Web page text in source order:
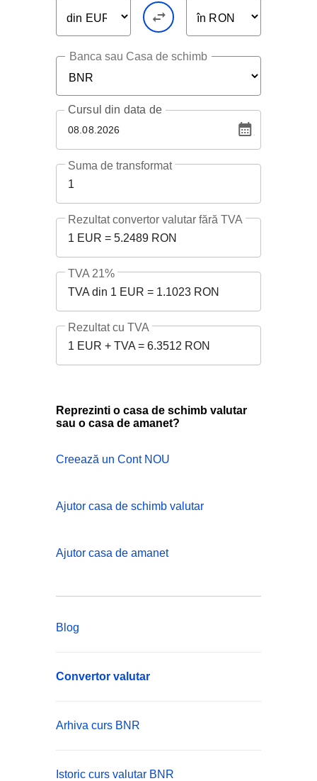
Banca sau Casa de schimb
08.08.2026
Cursuldin data de
1
Suma de transformat
1 EUR = 5.2489 RON
Rezultat convertor valutar fără TVA
TVA din 1 EUR = 1.1023 RON
TVA 21%
1 EUR + TVA = 6.3512 RON
Rezultat cu TVA
Reprezinti o casa de schimb valutar
sau o casa de amanet?
Creează un Cont NOU
Ajutor casa de schimb valutar
Ajutor casa de amanet
Blog
Convertor valutar
Arhiva curs BNR
Istoric curs valutar BNR